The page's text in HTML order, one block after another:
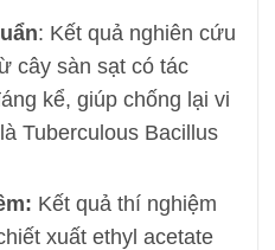
: Kết quả nghiên cứu
cây sàn sạt có tác
kể, giúp chống lại vi
Tuberculous Bacillus
Kết quả thí nghiệm
xuất ethyl acetate